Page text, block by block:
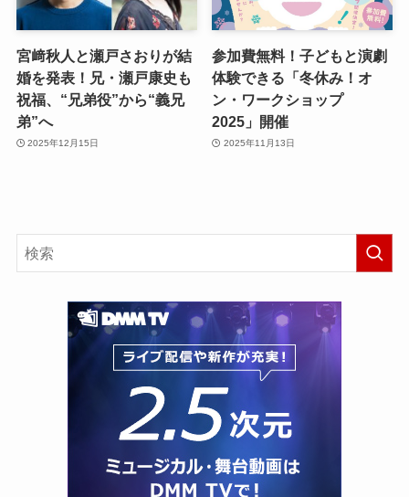
宮﨑秋人と瀬戸さおりが結
婚を発表！兄・瀬戸康史も
祝福、“兄弟役”から“義兄
弟”へ
2025年12月15日
参加費無料！子どもと演劇
体験できる「冬休み！オ
ン・ワークショップ
2025」開催
2025年11月13日